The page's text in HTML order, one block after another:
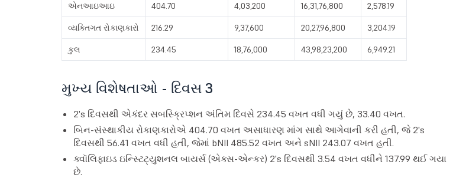
એનઆઇઆઇ 404.70 4,03,200 16,31,76,800 2,578.19
વ્યક્તિગત રોકાણકારો 216.29 9,37,600 20,27,96,800 3,204.19
કુલ 234.45 18,76,000 43,98,23,200 6,949.21
મુખ્ય વિશેષતાઓ - દિવસ 3
2's દિવસથી એકંદર સબસ્ક્રિપ્શન અંતિમ દિવસે 234.45 વખત વધી ગયું છે, 33.40 વખત.
બિન-સંસ્થાકીય રોકાણકારોએ 404.70 વખત અસાધારણ માંગ સાથે આગેવાની કરી હતી, જે 2's
દિવસથી 56.41 વખત વધી હતી, જેમાં bNII 485.52 વખત અને sNII 243.07 વખત હતી.
ક્વૉલિફાઇડ ઇન્સ્ટિટ્યુશનલ બાયર્સ (એક્સ-એન્કર) 2's દિવસથી 3.54 વખત વધીને 137.99 થઈ ગયા
છે.